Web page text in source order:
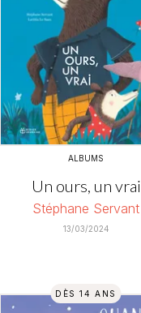
ALBUMS
Un ours, un vrai
Stéphane Servant
13/03/2024
DÈS 14 ANS